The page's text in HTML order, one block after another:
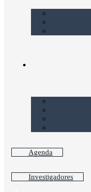
Agenda
Investigadores